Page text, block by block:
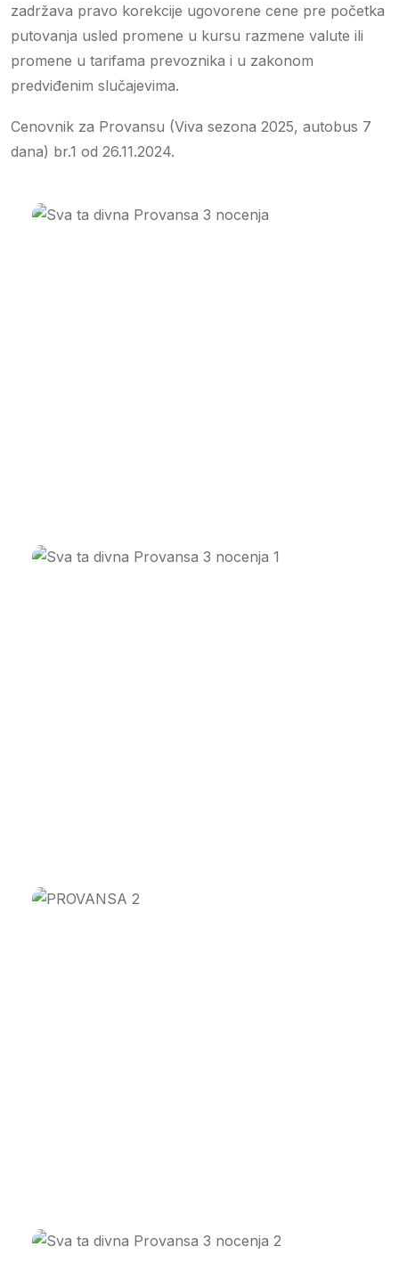
zadržava pravo korekcije ugovorene cene pre početka
putovanja usled promene u kursu razmene valute ili
promene u tarifama prevoznika i u zakonom
predviđenim slučajevima.
Cenovnik za Provansu (Viva sezona 2025, autobus 7
dana) br.1 od 26.11.2024.